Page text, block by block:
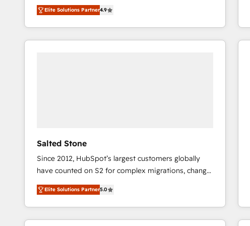
North America. Avec plus de 115 experts en
marketing automation, Growth, Revops, CRM et
webdesign. Markentive is both a consulting firm, a
digital agency and an integrator. With over 115
Elite Solutions Partner4.9
Salted Stone
Since 2012, HubSpot’s largest customers globally
have counted on S2 for complex migrations, change
management, systems integration, and creative
solutions that deliver measurable impact and
transform brand experiences As one of the few full-
service creative agencies in the HubSpot
Elite Solutions Partner5.0